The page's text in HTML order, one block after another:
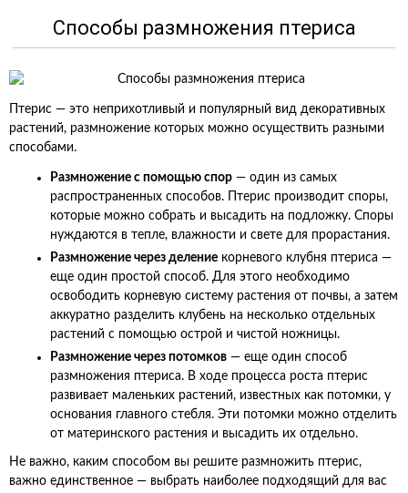
Способы размножения птериса
Птерис — это неприхотливый и популярный вид декоративных
растений, размножение которых можно осуществить разными
способами.
Размножение с помощью спор — один из самых
распространенных способов. Птерис производит споры,
которые можно собрать и высадить на подложку. Споры
нуждаются в тепле, влажности и свете для прорастания.
Размножение через деление корневого клубня птериса —
еще один простой способ. Для этого необходимо
освободить корневую систему растения от почвы, а затем
аккуратно разделить клубень на несколько отдельных
растений с помощью острой и чистой ножницы.
Размножение через потомков — еще один способ
размножения птериса. В ходе процесса роста птерис
развивает маленьких растений, известных как потомки, у
основания главного стебля. Эти потомки можно отделить
от материнского растения и высадить их отдельно.
Не важно, каким способом вы решите размножить птерис,
важно единственное — выбрать наиболее подходящий для вас